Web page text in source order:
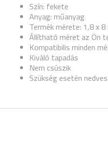
Szín: fekete
Anyag: műanyag
Termék mérete: 1,8 x 8
Állítható méret az Ön
Kompatibilis minden
Kiváló tapadás
Nem csúszik
Szükség esetén